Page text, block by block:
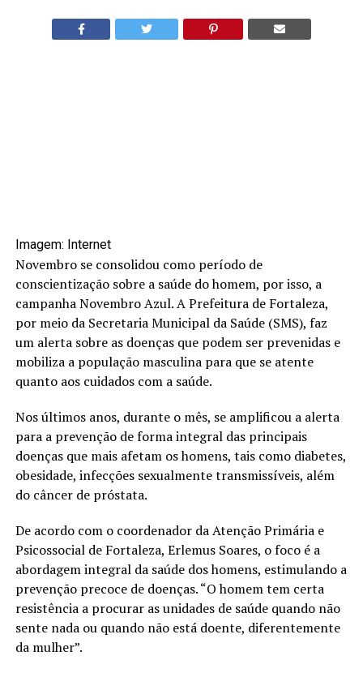
Imagem: Internet
Novembro se consolidou como período de
conscientização sobre a saúde do homem, por isso, a
campanha Novembro Azul. A Prefeitura de Fortaleza,
por meio da Secretaria Municipal da Saúde (SMS), faz
um alerta sobre as doenças que podem ser prevenidas e
mobiliza a população masculina para que se atente
quanto aos cuidados com a saúde.
Nos últimos anos, durante o mês, se amplificou a alerta
para a prevenção de forma integral das principais
doenças que mais afetam os homens, tais como diabetes,
obesidade, infecções sexualmente transmissíveis, além
do câncer de próstata.
De acordo com o coordenador da Atenção Primária e
Psicossocial de Fortaleza, Erlemus Soares, o foco é a
abordagem integral da saúde dos homens, estimulando a
prevenção precoce de doenças. “O homem tem certa
resistência a procurar as unidades de saúde quando não
sente nada ou quando não está doente, diferentemente
da mulher”.